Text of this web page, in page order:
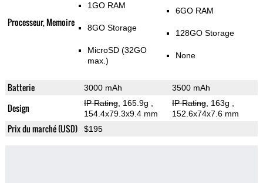
Processeur, Memoire
1GO RAM
8GO Storage
MicroSD (32GO
max.)
6GO RAM
128GO Storage
None
Batterie 3000 mAh 3500 mAh
Design IP Rating, 165.9g
154.4x79.3x9.4 mm
IP Rating, 163g
152.6x74x7.6 mm
Prix du marché (USD) $195